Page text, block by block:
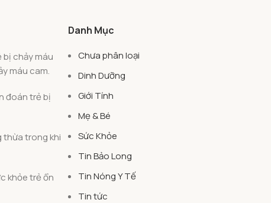
bị chảy máu
máu cam.
đoán trẻ bị
thừa trong khi
khỏe trẻ ổn
Danh Mục
Chưa phân loại
Dinh Dưỡng
Giới Tính
Mẹ & Bé
Sức Khỏe
Tin Bảo Long
Tin Nóng Y Tế
Tin tức